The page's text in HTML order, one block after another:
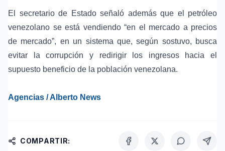
El secretario de Estado señaló además que el petróleo
venezolano se está vendiendo “en el mercado a precios
de mercado”, en un sistema que, según sostuvo, busca
evitar lacorrupción y redirigir los ingresos hacia el
supuesto beneficio de la población venezolana.
Agencias / Alberto News
COMPARTIR: